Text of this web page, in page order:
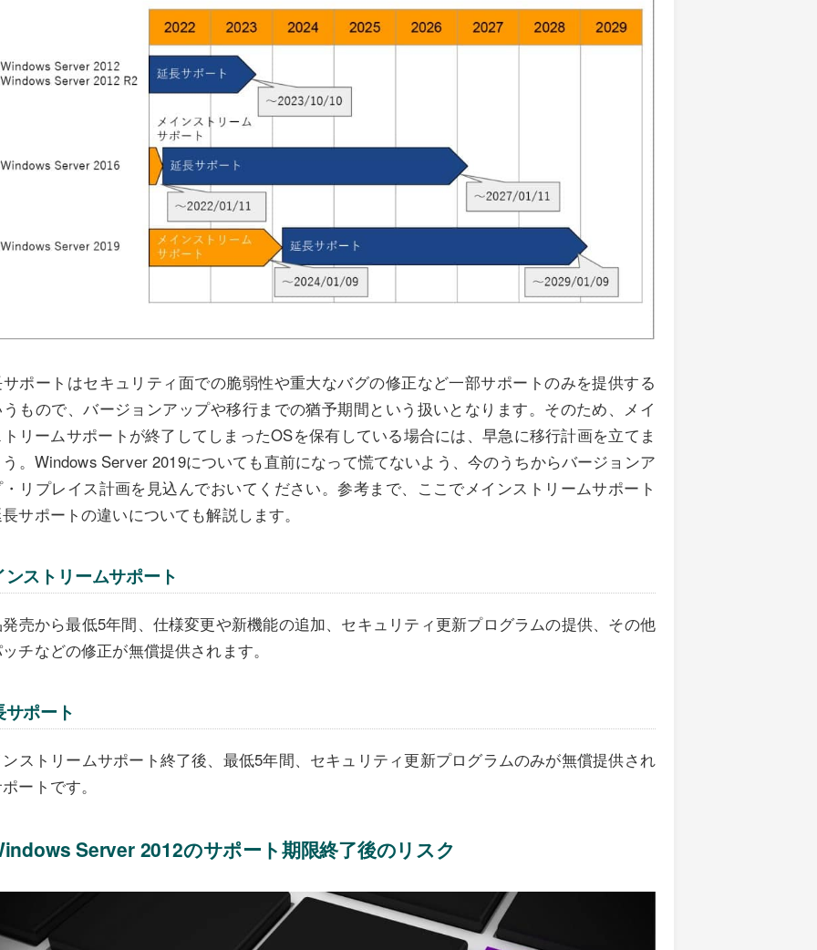
ポートはセキュリティ面での脆弱性や重大なバグの修正など一部サポートのみを提供する
もので、バージョンアップや移行までの猶予期間という扱いとなります。そのため、メイ
リームサポートが終了してしまったOSを保有している場合には、早急に移行計画を立てま
。Windows Server 2019についても直前になって慌てないよう、今のうちからバージョンア
リプレイス計画を見込んでおいてください。参考まで、ここでメインストリームサポート
サポートの違いについても解説します。
ンストリームサポート
売から最低5年間、仕様変更や新機能の追加、セキュリティ更新プログラムの提供、その他
チなどの修正が無償提供されます。
サポート
ストリームサポート終了後、最低5年間、セキュリティ更新プログラムのみが無償提供され
ートです。
Server 2012のサポート期限終了後のリスク